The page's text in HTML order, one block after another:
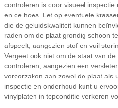
controleren is door visueel
en de hoes. Let op eventuele
die de geluidskwaliteit kunnen
raden om de plaat grondig schoon
afspeelt, aangezien stof en vuil
Vergeet ook niet om de staat van
controleren, aangezien een
veroorzaken aan zowel de plaat als
inspectie en onderhoud kunt u
vinylplaten in topconditie verkeren